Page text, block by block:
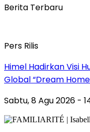
Berita Terbaru
Pers Rilis
Himel Hadirkan Visi
Global “Dream
Sabtu, 8 Agu 2026 -